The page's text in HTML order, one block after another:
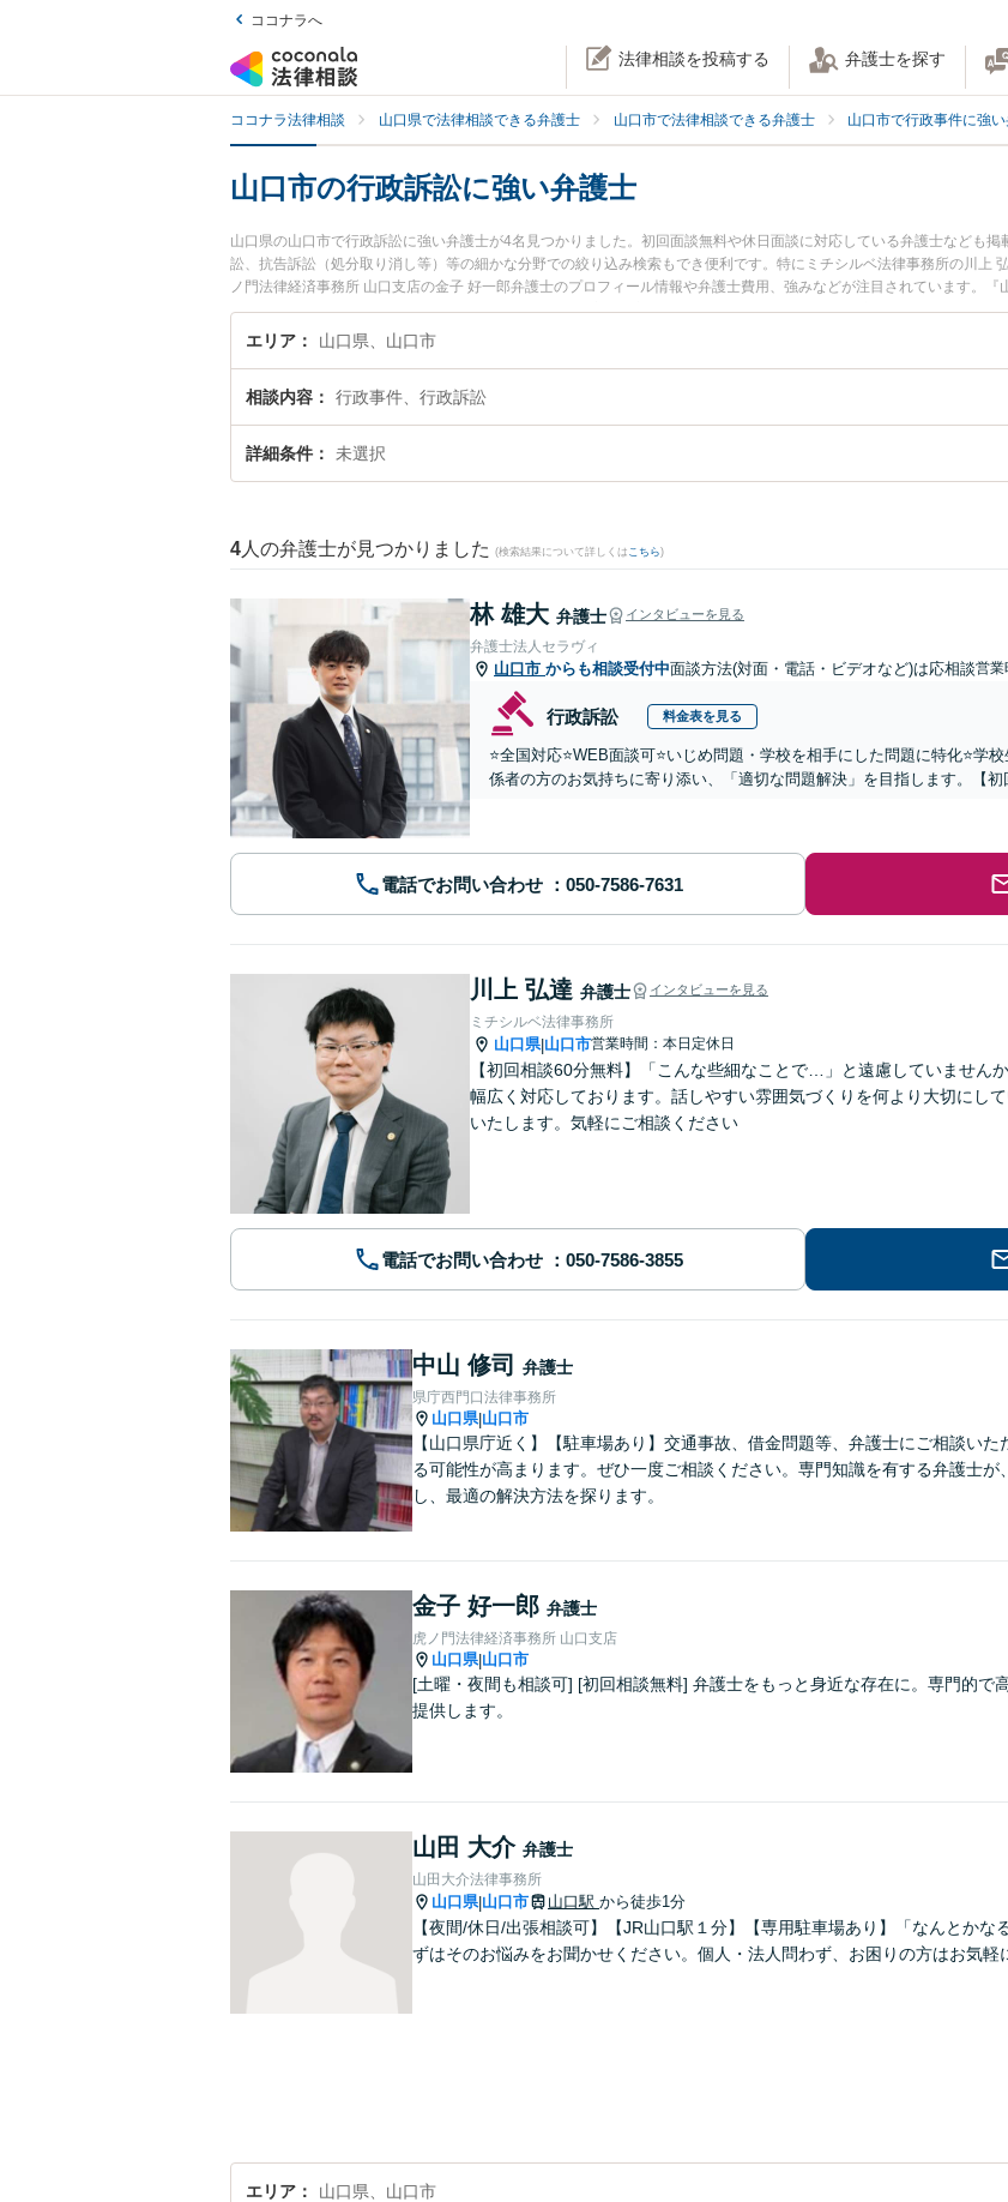
ココナラへ
法律相談を投稿する 弁護士を探す
ココナラ法律相談 山口県で法律相談できる弁護士 山口市で法律相談できる弁護士 山口市で行政事件に強
山口市の行政訴訟に強い弁護士
山口県の山口市で行政訴訟に強い弁護士が4名見つかりました。初回面談無料や休日面談に対応している弁護士なども
訟、抗告訴訟（処分取り消し等）等の細かな分野での絞り込み検索もでき便利です。特にミチシルベ法律事務所の川上
ノ門法律経済事務所 山口支店の金子 好一郎弁護士のプロフィール情報や弁護士費用、強みなどが注目されています。
ぐに弁護士に相談したい』『行政訴訟のトラブル解決の実績豊富な近くの弁護士を検索したい』『初回相談無料で行政
などでお困りの相談者さんにおすすめです。
エリア 山口県、山口市
相談内容 行政事件、行政訴訟
詳細条件 未選択
4 人の弁護士が見つかりました (検索結果について詳しくは こちら)
林 雄大 弁護士 インタビューを見る
弁護士法人セラヴィ
山口市 からも相談受付中面談方法(対面・電話・ビデオなど)は応相談営業
行政訴訟 料金表を見る
⭐️全国対応⭐️WEB面談可⭐️いじめ問題・学校を相手にした問題に特化⭐️学
係者の方のお気持ちに寄り添い、「適切な問題解決」を目指します。【初
電話でお問い合わせ
川上 弘達 弁護士 インタビューを見る
ミチシルベ法律事務所
山口県|山口市営業時間：本日定休日
【初回相談60分無料】「こんな些細なことで…」と遠慮していません
幅広く対応しております。話しやすい雰囲気づくりを何より大切にし
いたします。気軽にご相談ください
電話でお問い合わせ
中山 修司 弁護士
県庁西門口法律事務所
山口県|山口市
【山口県庁近く】【駐車場あり】交通事故、借金問題等、弁護士にご相談い
る可能性が高まります。ぜひ一度ご相談ください。専門知識を有する弁護士
し、最適の解決方法を探ります。
金子 好一郎 弁護士
虎ノ門法律経済事務所 山口支店
山口県|山口市
[土曜・夜間も相談可] [初回相談無料] 弁護士をもっと身近な存在に。専門的で
提供します。
山田 大介 弁護士
山田大介法律事務所
山口県|山口市 山口駅 から徒歩1分
【夜間/休日/出張相談可】【JR山口駅１分】【専用駐車場あり】「なんとかな
ずはそのお悩みをお聞かせください。個人・法人問わず、お困りの方はお気軽
エリア 山口県、山口市